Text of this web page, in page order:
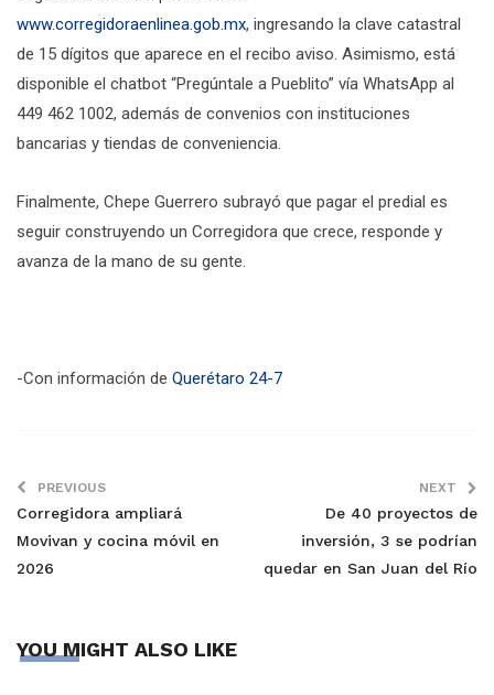
www.corregidoraenlinea.gob.mx, ingresando la clave catastral
de 15 dígitos que aparece en el recibo aviso. Asimismo, está
disponible el chatbot “Pregúntale a Pueblito” vía WhatsApp al
449 462 1002, además de convenios con instituciones
bancarias y tiendas de conveniencia.
Finalmente, Chepe Guerrero subrayó que pagar el predial es
seguir construyendo un Corregidora que crece, responde y
avanza de la mano de su gente.
-Con información de Querétaro 24-7
PREVIOUS
Corregidora ampliará
Movivan y cocina móvil en
2026
NEXT
De 40 proyectos de
inversión, 3 se podrían
quedar en San Juan del Río
YOU MIGHT ALSO LIKE